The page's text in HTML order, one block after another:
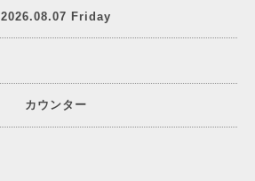
2026.08.07 Friday
カウンター